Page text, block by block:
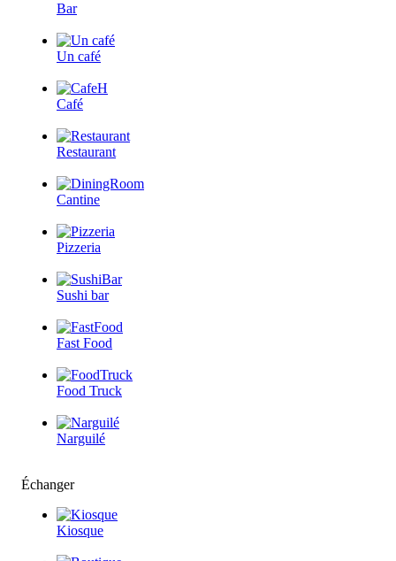
Bar
Un café
Café
Restaurant
Cantine
Pizzeria
Sushi bar
Fast Food
Food Truck
Narguilé
Échanger
Kiosque